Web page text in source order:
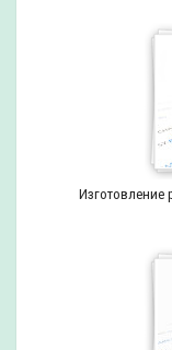
Изготовление